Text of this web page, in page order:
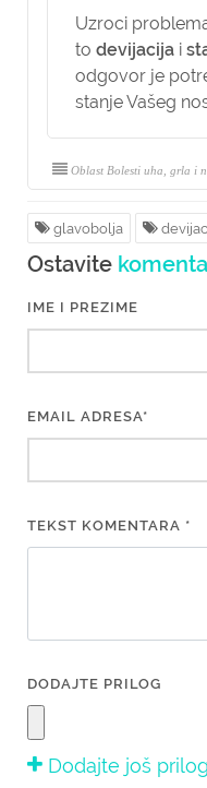
Uzroci
to devijacija i
odgovor je
stanje Vašeg
Oblast Bolesti uha, grla i
glavobolja
Ostavite
IME I PREZIME
EMAIL ADRESA*
TEKST KOMENTARA *
DODAJTE PRILOG
Dodajte još